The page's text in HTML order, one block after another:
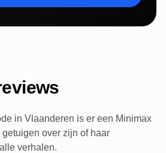
in Vlaanderen is er een Minimax
over zijn of haar
verhalen.